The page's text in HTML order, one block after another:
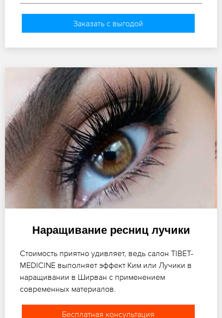
Заказать с выгодой
Наращивание ресниц лучики
Стоимость приятно удивляет, ведь салон TIBET-
MEDICINE выполняет эффект Ким или Лучики в
наращивании в Ширван с применением
современных материалов.
Бесплатная консультация